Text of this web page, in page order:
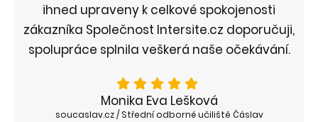
ihned upraveny k celkové spokojenosti
zákazníka Společnost Intersite.cz doporučuji,
spolupráce splnila veškerá naše očekávání.
Monika Eva Lešková
soucaslav.cz / Střední odborné učiliště Čáslav